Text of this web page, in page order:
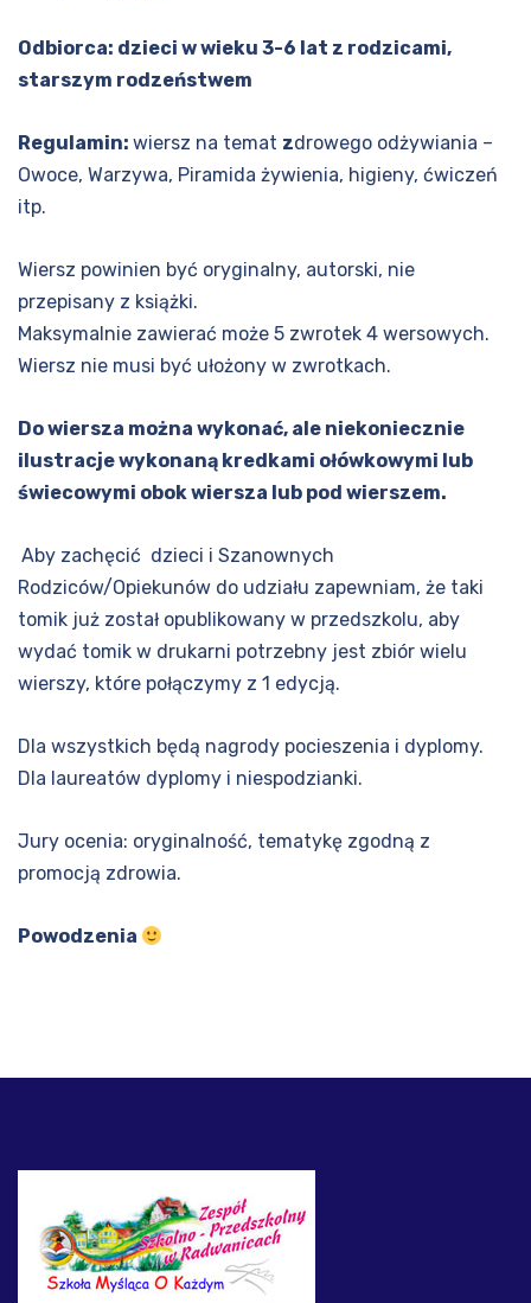
Odbiorca: dzieci w wieku 3-6 lat z rodzicami,
starszym rodzeństwem
Regulamin: wiersz na temat zdrowego odżywiania –
Owoce, Warzywa, Piramida żywienia, higieny, ćwiczeń
itp.
Wiersz powinien być oryginalny, autorski, nie
przepisany z książki.
Maksymalnie zawierać może 5 zwrotek 4 wersowych.
Wiersz nie musi być ułożony w zwrotkach.
Do wiersza można wykonać, ale niekoniecznie
ilustracje wykonaną kredkami ołówkowymi lub
świecowymi obok wiersza lub pod wierszem.
Aby zachęcić dzieci i Szanownych
Rodziców/Opiekunów do udziału zapewniam, że taki
tomik już został opublikowany w przedszkolu, aby
wydać tomik w drukarni potrzebny jest zbiór wielu
wierszy, które połączymy z 1 edycją.
Dla wszystkich będą nagrody pocieszenia i dyplomy.
Dla laureatów dyplomy i niespodzianki.
Jury ocenia: oryginalność, tematykę zgodną z
promocją zdrowia.
Powodzenia